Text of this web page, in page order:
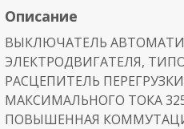
Описание
ВЫКЛЮЧАТЕЛЬ
ЭЛЕКТРОДВИГАТЕЛЯ,
РАСЦЕПИТЕЛЬ
МАКСИМАЛЬНОГО ТОКА
ПОВЫШЕННАЯ